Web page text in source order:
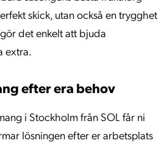
skick, utan också en trygghet
det enkelt att bjuda
extra.
efter era behov
i Stockholm från SOL får ni
lösningen efter er arbetsplats